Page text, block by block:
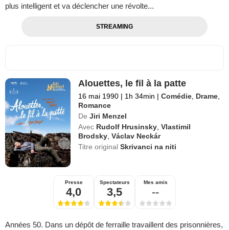
plus intelligent et va déclencher une révolte...
STREAMING
Alouettes, le fil à la patte
16 mai 1990 | 1h 34min | Comédie Drame
Romance
De Jiri Menzel
Avec Rudolf Hrusinsky ,Vlastimil
Brodsky ,Václav Neckár
Titre originalSkrivanci na niti
Presse
4,0
Spectateurs
3,5
Mes amis
--
Années 50. Dans un dépôt de ferraille travaillent des prisonnières,